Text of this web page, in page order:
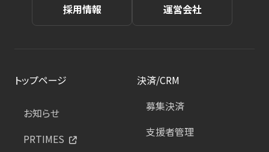
採用情報 運営会社
トップページ
お知らせ
PRTIMES
決済/CRM
募集決済
支援者管理